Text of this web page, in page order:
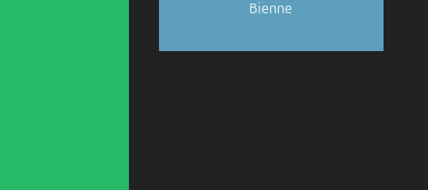
Bienne